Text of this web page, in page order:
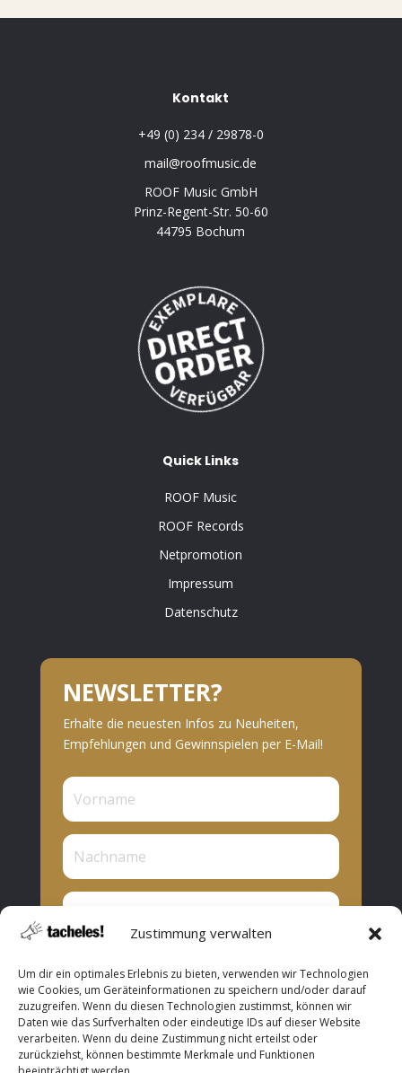
Zustimmung verwalten
Um dir ein optimales Erlebnis zu bieten, verwenden wir Technologien
wie Cookies, um Geräteinformationen zu speichern und/oder darauf
zuzugreifen. Wenn du diesen Technologien zustimmst, können wir
Daten wie das Surfverhalten oder eindeutige IDs auf dieser Website
verarbeiten. Wenn du deine Zustimmung nicht erteilst oder
zurückziehst, können bestimmte Merkmale und Funktionen
Kontakt
+49 (0) 234 / 29878-0
mail@roofmusic.de
ROOF Music GmbH
Prinz-Regent-Str. 50-60
44795 Bochum
Quick Links
ROOF Music
ROOF Records
Netpromotion
Impressum
Datenschutz
NEWSLETTER?
Erhalte die neuesten Infos zu Neuheiten,
Empfehlungen und Gewinnspielen per E-Mail!
Privat
Presse
Abonnieren